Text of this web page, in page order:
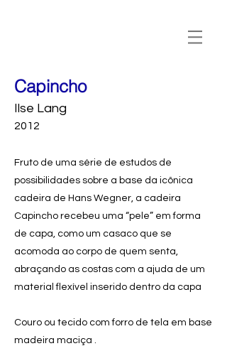
Capincho
Ilse Lang
2012
Fruto de uma série de estudos de
possibilidades sobre a base da icônica
cadeira de Hans Wegner, a cadeira
Capincho recebeu uma “pele” em forma
de capa, como um casaco que se
acomoda ao corpo de quem senta,
abraçando as costas com a ajuda de um
material flexível inserido dentro da capa
Couro ou tecido com forro de tela em base
madeira maciça .